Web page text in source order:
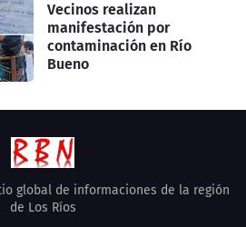
Vecinos realizan
manifestación por
contaminación en Río
Bueno
global de informaciones de la región
de Los Ríos